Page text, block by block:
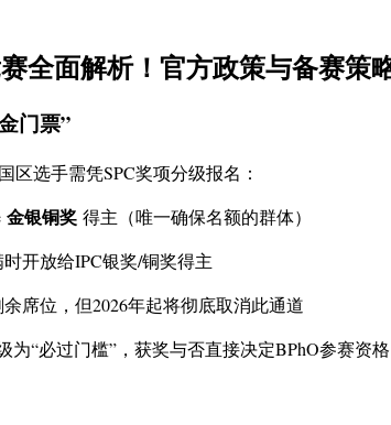
全面解析！官方政策与备赛策
门票”
区选手需凭SPC奖项分级报名：
金银铜奖 得主（唯一确保名额的群体）
时开放给IPC银奖/铜奖得主
余席位，但2026年起将彻底取消此通道
为“必过门槛”，获奖与否直接决定BPhO参赛资格